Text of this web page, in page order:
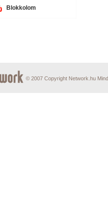
Blokkolom
© 2007 Copyright Network.hu